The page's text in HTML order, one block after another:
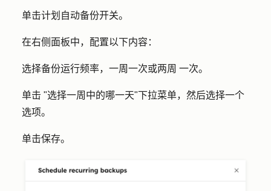
单击计划自动备份开关。
在右侧面板中，配置以下内容：
选择备份运行频率， 一周一次或两周 一次。
单击 "选择一周中的哪一天"下拉菜单，然后选择一个
选项。
单击保存。